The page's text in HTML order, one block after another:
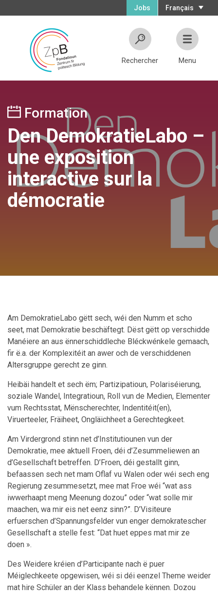
Français
Jobs
Rechercher Menu
Formation
Den DemokratieLabo –
une exposition
interactive sur la
démocratie
Am DemokratieLabo gëtt sech, wéi den Numm et scho
seet, mat Demokratie beschäftegt. Dëst gëtt op verschidde
Manéiere an aus ënnerschiddleche Bléckwénkele gemaach,
fir ë.a. der Komplexitéit an awer och de verschiddenen
Altersgruppe gerecht ze ginn.
Heibäi handelt et sech ëm; Partizipatioun, Polariséierung,
soziale Wandel, Integratioun, Roll vun de Medien, Elementer
vum Rechtsstat, Mënscherechter, Indentitéit(en),
Viruerteeler, Fräiheet, Ongläichheet a Gerechtegkeet.
Am Virdergrond stinn net d’Institutiounen vun der
Demokratie, mee aktuell Froen, déi d’Zesummeliewen an
d’Gesellschaft betreffen. D’Froen, déi gestallt ginn,
befaassen sech net mam Oflaf vu Walen oder wéi sech eng
Regierung zesummesetzt, mee mat Froe wéi “wat ass
iwwerhaapt meng Meenung dozou” oder “wat solle mir
maachen, wa mir eis net eenz sinn?”. D’Visiteure
erfuerschen d’Spannungsfelder vun enger demokratescher
Gesellschaft a stelle fest: “Dat huet eppes mat mir ze
doen ».
Des Weidere kréien d’Participante nach ë puer
Méiglechkeete opgewisen, wéi si déi eenzel Theme weider
mat hire Schüler an der Klass behandele kënnen. Dozou